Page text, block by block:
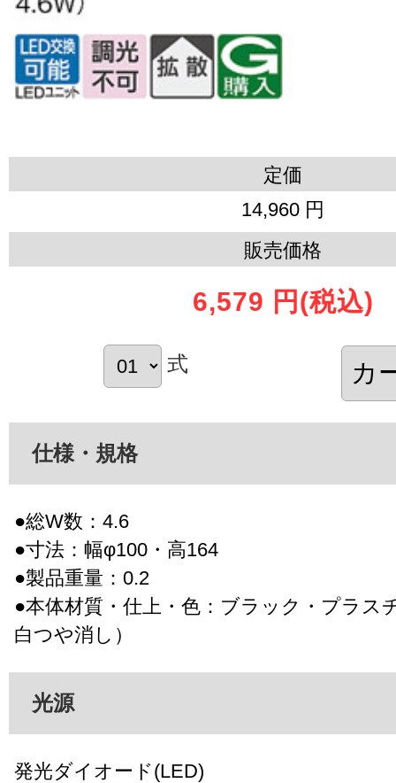
定価
14,960 円
販売価格
6,579 円 (税込)
式
仕様・規格
●総W数：4.6
●寸法：幅φ100・高164
●製品重量：0.2
●本体材質・仕上・色：ブラック・プラス
白つや消し）
光源
発光ダイオード(LED)